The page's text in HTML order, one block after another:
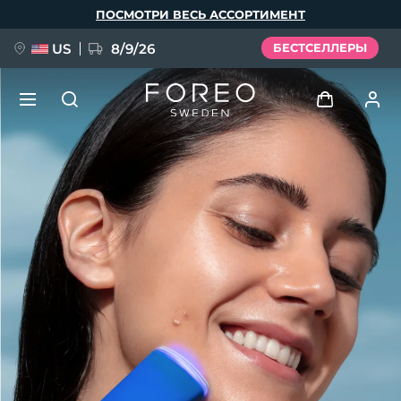
ПОСМОТРИ ВЕСЬ АССОРТИМЕНТ
US 8/9/26 БЕСТСЕЛЛЕРЫ
Войти
Профиль пользователя
Мои приборы
Мои заказы
Мои адреса
Мои подписки
НОВИНКА
FAQ™ Pure Beauty-Tech Elixir
BREAKING NEWS
issa™ Teeth Whitening Set
Язык
English Deutsch
Español
Français
Português
Polski
Русский
Türkçe
简体中文 繁體中文